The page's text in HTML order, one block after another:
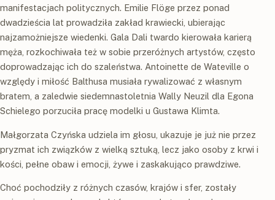
manifestacjach politycznych. Emilie Flöge przez ponad
dwadzieścia lat prowadziła zakład krawiecki, ubierając
najzamożniejsze wiedenki. Gala Dali twardo kierowała karierą
męża, rozkochiwała też w sobie przeróżnych artystów, często
doprowadzając ich do szaleństwa. Antoinette de Wateville o
względy i miłość Balthusa musiała rywalizować z własnym
bratem, a zaledwie siedemnastoletnia Wally Neuzil dla Egona
Schielego porzuciła pracę modelki u Gustawa Klimta.
Małgorzata Czyńska udziela im głosu, ukazuje je już nie przez
pryzmat ich związków z wielką sztuką, lecz jako osoby z krwi i
kości, pełne obaw i emocji, żywe i zaskakująco prawdziwe.
Choć pochodziły z różnych czasów, krajów i sfer, zostały